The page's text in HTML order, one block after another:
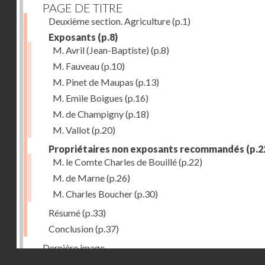
PAGE DE TITRE
Deuxième section. Agriculture(p.1)
Exposants (p.8)
M. Avril (Jean-Baptiste) (p.8)
M. Fauveau(p.10)
M. Pinet de Maupas (p.13)
M. Emile Boigues (p.16)
M. de Champigny(p.18)
M. Vallot(p.20)
Propriétaires non exposants recommandés
M. le Comte Charles de Bouillé(p.22)
M. de Marne(p.26)
M. Charles Boucher(p.30)
Résumé(p.33)
Conclusion(p.37)
Dernière image